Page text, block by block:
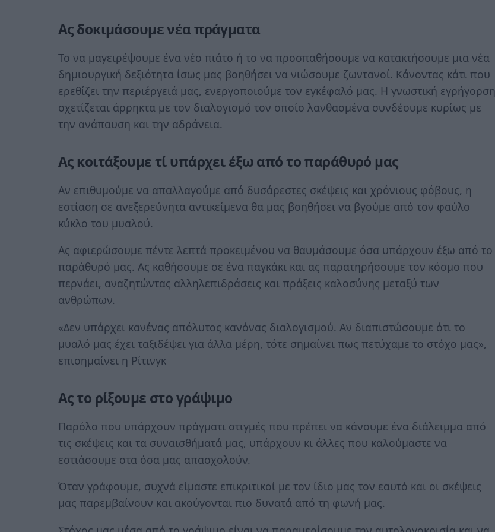
Ας δοκιμάσουμε νέα πράγματα
Το να μαγειρέψουμε ένα νέο πιάτο ή το να προσπαθήσουμε να κατακτήσουμε μια νέα
δημιουργική δεξιότητα ίσως μας βοηθήσει να νιώσουμε ζωντανοί. Κάνοντας κάτι που
ερεθίζει την περιέργειά μας, ενεργοποιούμε τον εγκέφαλό μας. Η γνωστική εγρήγορση
σχετίζεται άρρηκτα με τον διαλογισμό τον οποίο λανθασμένα συνδέουμε κυρίως με
την ανάπαυση και την αδράνεια.
Ας κοιτάξουμε τί υπάρχει έξω από το παράθυρό μας
Αν επιθυμούμε να απαλλαγούμε από δυσάρεστες σκέψεις και χρόνιους φόβους, η
εστίαση σε ανεξερεύνητα αντικείμενα θα μας βοηθήσει να βγούμε από τον φαύλο
κύκλο του μυαλού.
Ας αφιερώσουμε πέντε λεπτά προκειμένου να θαυμάσουμε όσα υπάρχουν έξω από το
παράθυρό μας. Ας καθήσουμε σε ένα παγκάκι και ας παρατηρήσουμε τον κόσμο που
περνάει, αναζητώντας αλληλεπιδράσεις και πράξεις καλοσύνης μεταξύ των
ανθρώπων.
«Δεν υπάρχει κανένας απόλυτος κανόνας διαλογισμού. Αν διαπιστώσουμε ότι το
μυαλό μας έχει ταξιδέψει για άλλα μέρη, τότε σημαίνει πως πετύχαμε το στόχο μας»,
επισημαίνει η Ρίτινγκ
Ας το ρίξουμε στο γράψιμο
Παρόλο που υπάρχουν πράγματι στιγμές που πρέπει να κάνουμε ένα διάλειμμα από
τις σκέψεις και τα συναισθήματά μας, υπάρχουν κι άλλες που καλούμαστε να
εστιάσουμε στα όσα μας απασχολούν.
Όταν γράφουμε, συχνά είμαστε επικριτικοί με τον ίδιο μας τον εαυτό και οι σκέψεις
μας παρεμβαίνουν και ακούγονται πιο δυνατά από τη φωνή μας.